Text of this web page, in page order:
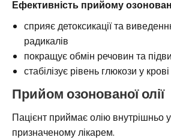
Ефективність прийому
сприяє детоксикації та
радикалів
покращує обмін речовин та
стабілізує рівень глюкози у крові
Прийом озонованої олії
Пацієнт приймає олію внутрішньо
призначеному лікарем.